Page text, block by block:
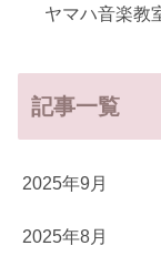
ヤマハ音楽教
記事一覧
2025年9月
2025年8月